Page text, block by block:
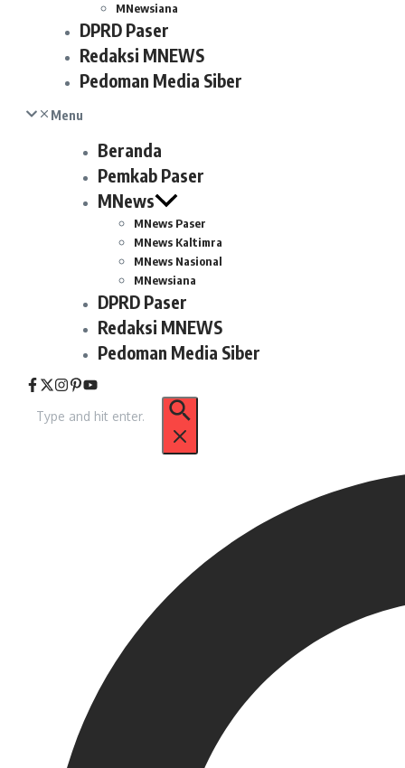
MNewsiana
DPRD Paser
Redaksi MNEWS
Pedoman Media Siber
Menu
Beranda
Pemkab Paser
MNews
MNews Paser
MNews Kaltimra
MNews Nasional
MNewsiana
DPRD Paser
Redaksi MNEWS
Pedoman Media Siber
untuk: